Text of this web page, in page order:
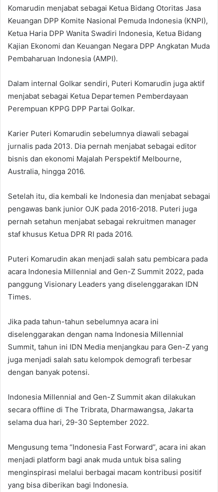
Komarudin menjabat sebagai Ketua Bidang Otoritas Jasa
Keuangan DPP Komite Nasional Pemuda Indonesia (KNPI),
Ketua Haria DPP Wanita Swadiri Indonesia, Ketua Bidang
Kajian Ekonomi dan Keuangan Negara DPP Angkatan Muda
Pembaharuan Indonesia (AMPI).
Dalam internal Golkar sendiri, Puteri Komarudin juga aktif
menjabat sebagai Ketua Departemen Pemberdayaan
Perempuan KPPG DPP Partai Golkar.
Karier Puteri Komarudin sebelumnya diawali sebagai
jurnalis pada 2013. Dia pernah menjabat sebagai editor
bisnis dan ekonomi Majalah Perspektif Melbourne,
Australia, hingga 2016.
Setelah itu, dia kembali ke Indonesia dan menjabat sebagai
pengawas bank junior OJK pada 2016-2018. Puteri juga
pernah setahun menjabat sebagai rekruitmen manager
staf khusus Ketua DPR RI pada 2016.
Puteri Komarudin akan menjadi salah satu pembicara pada
acara Indonesia Millennial and Gen-Z Summit 2022, pada
panggung Visionary Leaders yang diselenggarakan IDN
Times.
Jika pada tahun-tahun sebelumnya acara ini
diselenggarakan dengan nama Indonesia Millennial
Summit, tahun ini IDN Media menjangkau para Gen-Z yang
juga menjadi salah satu kelompok demografi terbesar
dengan banyak potensi.
Indonesia Millennial and Gen-Z Summit akan dilakukan
secara offline di The Tribrata, Dharmawangsa, Jakarta
selama dua hari, 29-30 September 2022.
Mengusung tema “Indonesia Fast Forward”, acara ini akan
menjadi platform bagi anak muda untuk bisa saling
menginspirasi melalui berbagai macam kontribusi positif
yang bisa diberikan bagi Indonesia.